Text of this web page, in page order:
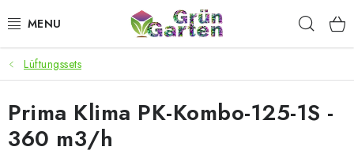
Inhalt
ANGEBOTE
LED PFLANZENLAMPEN
ANBAUBEDARF FÜR DEN HEIMANBAU
Lüftungssets
Prima Klima PK-Kombo-125-1S -
360 m3/h